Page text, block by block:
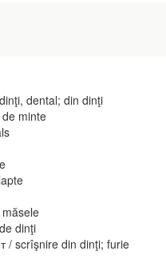
dental; din dinţi
minte
dinţi
/ scrîşnire din dinţi; furie